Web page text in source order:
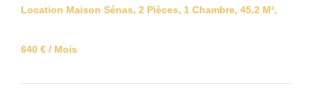
Location Maison Sénas, 2 Pièces, 1 Chambre, 45.2 M²,
640 € / Mois